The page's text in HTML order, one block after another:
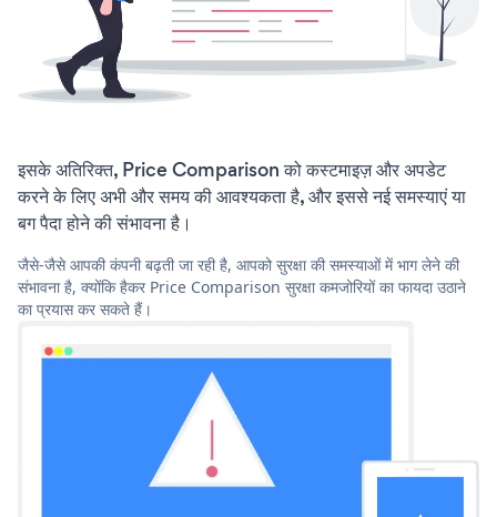
इसके अतिरिक्त, Price Comparison को कस्टमाइज़ और अपडेट
करने के लिए अभी और समय की आवश्यकता है, और इससे नई समस्याएं या
बग पैदा होने की संभावना है।
जैसे-जैसे आपकी कंपनी बढ़ती जा रही है, आपको सुरक्षा की समस्याओं में भाग लेने की
संभावना है, क्योंकि हैकर Price Comparison सुरक्षा कमजोरियों का फायदा उठाने
का प्रयास कर सकते हैं।